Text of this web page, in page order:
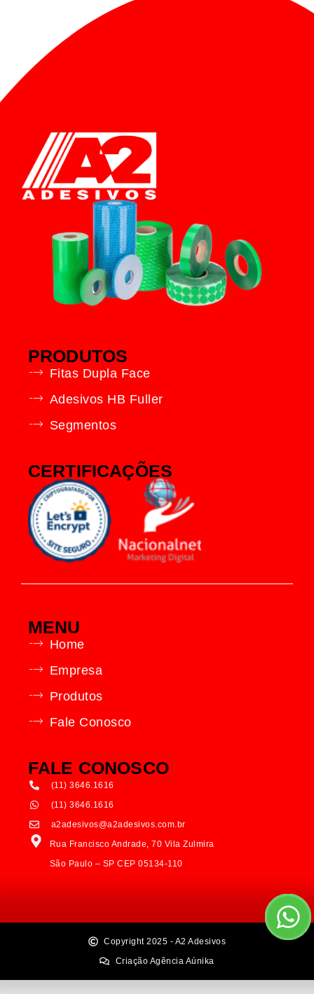
PRODUTOS
Fitas Dupla Face
Adesivos HB Fuller
Segmentos
CERTIFICAÇÕES
MENU
Home
Empresa
Produtos
Fale Conosco
FALE CONOSCO
(11) 3646.1616
(11) 3646.1616
a2adesivos@a2adesivos.com.br
Rua Francisco Andrade, 70 Vila Zulmira
São Paulo – SP CEP 05134-110
Copyright 2025 - A2 Adesivos
Criação Agência Aúnika